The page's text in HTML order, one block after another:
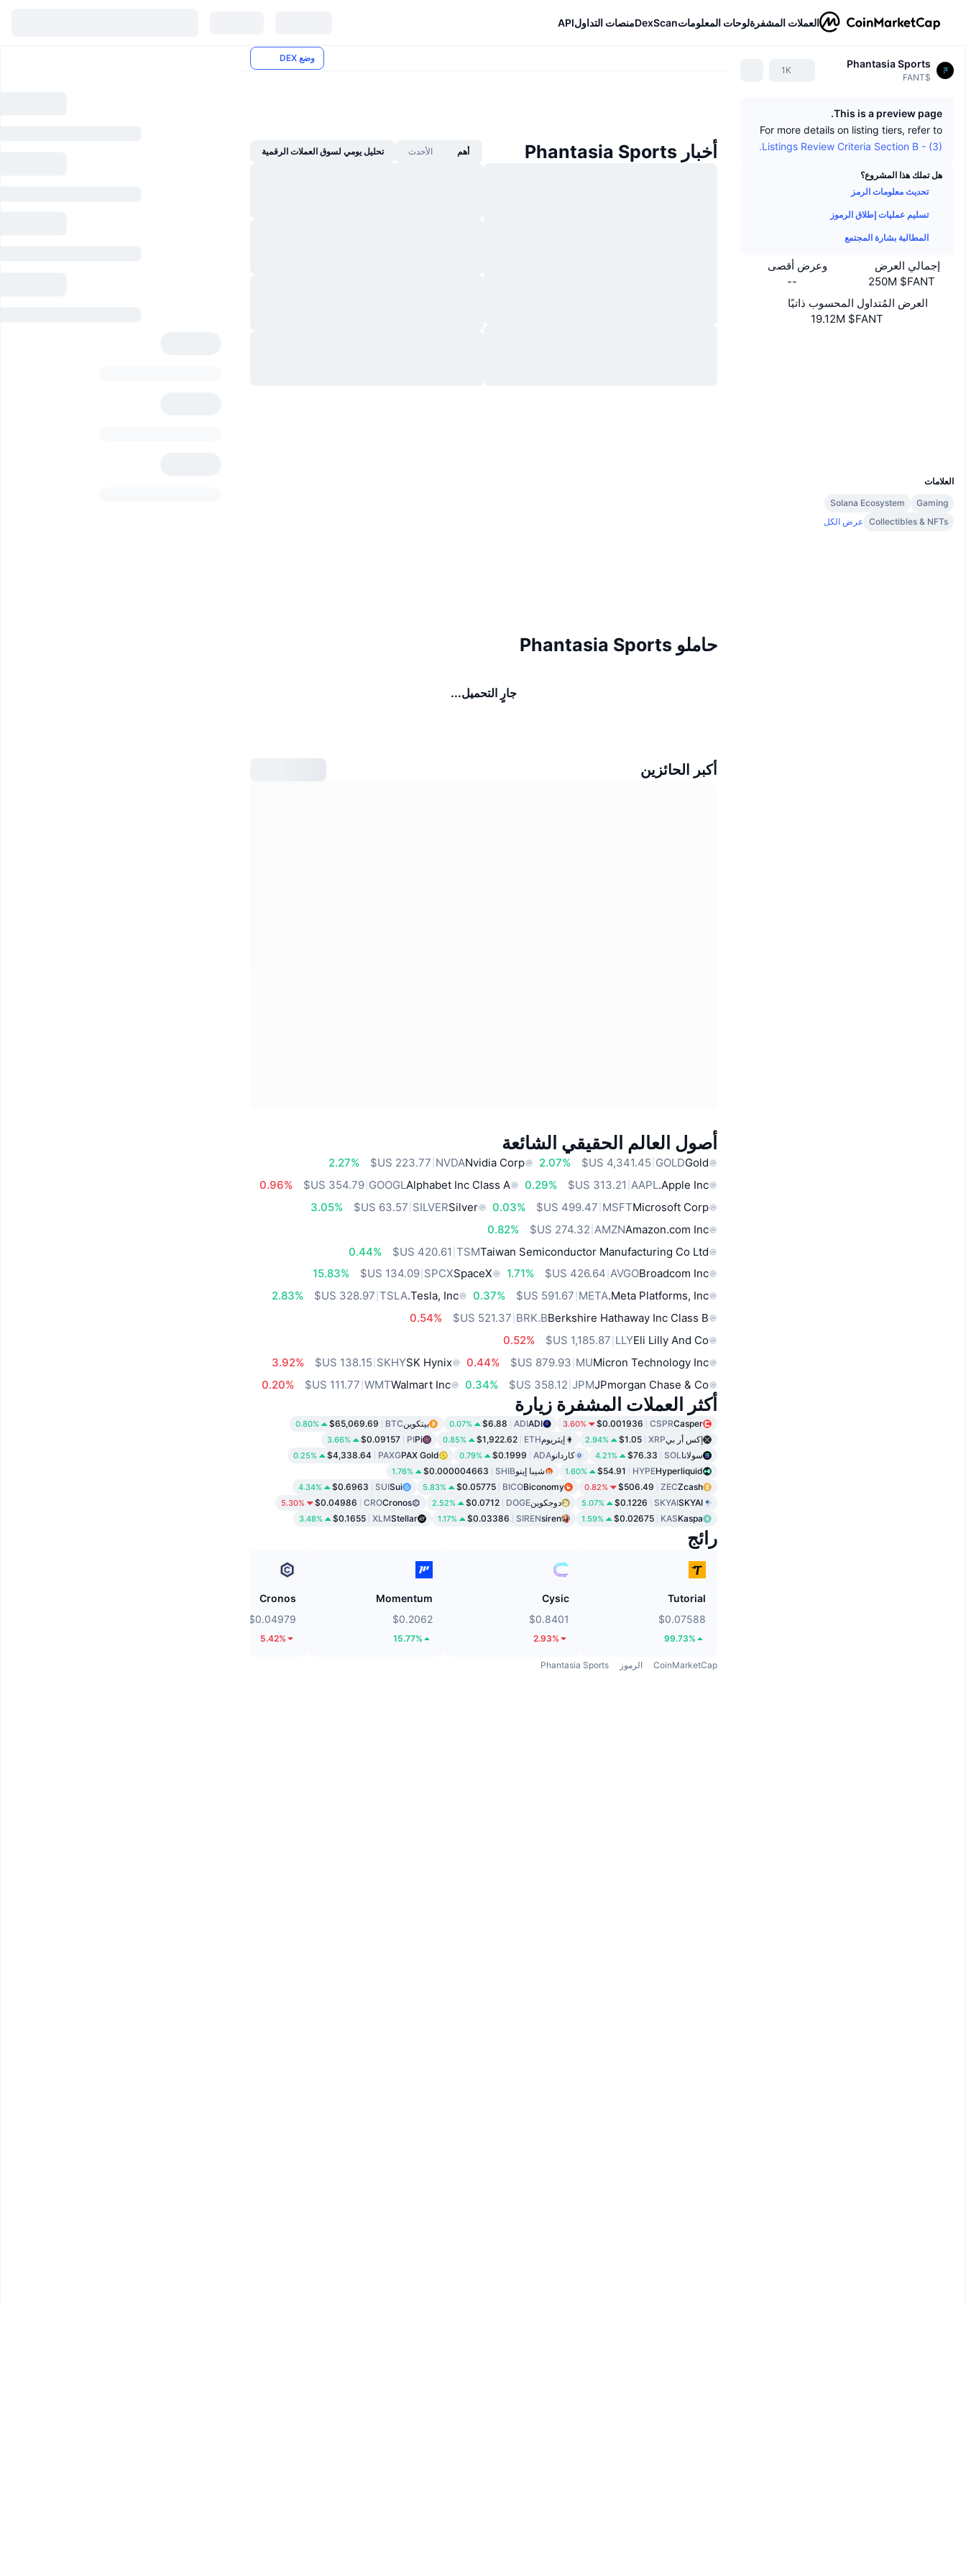
العملات المشفرةلوحات المعلوماتDexScanمنصات التداولAPI
Phantasia Sports
$FANT
1K
This is a preview page.
For more details on listing tiers, refer to
Listings Review Criteria Section B - (3).
هل تملك هذا المشروع؟
تحديث معلومات الرمز
تسليم عمليات إطلاق الرموز
المطالبة بشارة المجتمع
إجمالي العرض
250M $FANT
وعرض أقصى
--
العرض المُتداول المحسوب ذاتيًا
19.12M $FANT
العلامات
Gaming
Solana Ecosystem
Collectibles & NFTs عرض الكل
وضع DEX
أخبار Phantasia Sports أهم الأحدث تحليل يومي لسوق العملات الرقمية
حاملو Phantasia Sports
جارٍ التحميل...
أكبر الحائزين
أصول العالم الحقيقي الشائعة
Gold
GOLD
2.07%
Nvidia Corp
NVDA
2.27%
Apple Inc.
AAPL
0.29%
Alphabet Inc Class A
GOOGL
‏354.79 US$
0.96%
Microsoft Corp
MSFT
0.03%
Silver
SILVER
3.05%
Amazon.com Inc
AMZN
0.82%
Taiwan Semiconductor Manufacturing Co Ltd
TSM
0.44%
Broadcom Inc
AVGO
1.71%
SpaceX
SPCX
‏134.09 US$
15.83%
Meta Platforms, Inc.
META
0.37%
Tesla, Inc.
TSLA
2.83%
Berkshire Hathaway Inc Class B
BRK.B
0.54%
Eli Lilly And Co
LLY
0.52%
Micron Technology Inc
MU
0.44%
SK Hynix
SKHY
3.92%
JPmorgan Chase & Co
JPM
0.34%
Walmart Inc
WMT
0.20%
أكثر العملات المشفرة زيارة
Casper
CSPR
$0.001936
3.60%
ADI
ADI
$6.88
0.07% بيتكوينBTC
$65,069.69
0.80%
إكس أر بيXRP
$1.05
2.94% إيثريومETH
$1,922.62
0.85%
Pi
PI
$0.09157
3.66%
سولانا SOL
$76.33
4.21% كاردانوADA
$0.1999
0.79%
PAX Gold
PAXG
$4,338.64
0.25%
Hyperliquid
HYPE
$54.91
1.60% شيبا إينوSHIB
$0.000004663
1.76%
Zcash
ZEC
$506.49
0.82%
Biconomy
BICO
$0.05775
5.83%
Sui
SUI
$0.6963
4.34%
SKYAI
SKYAI
$0.1226
5.07% دوجكوينDOGE
$0.0712
2.52%
Cronos
CRO
$0.04986
5.30%
Kaspa
KAS
$0.02675
1.59%
siren
SIREN
$0.03386
1.17%
Stellar
XLM
$0.1655
3.48%
رائج
Tutorial
$0.07588
99.73%
Cysic
$0.8401
2.93%
Momentum
$0.2062
15.77%
Cronos
$0.04979
5.42%
CoinMarketCap الرموز Phantasia Sports